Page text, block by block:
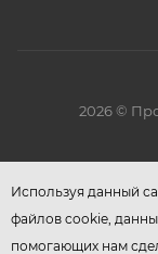
2026 ©
Используя данный
файлов cookie,
помогающих нам